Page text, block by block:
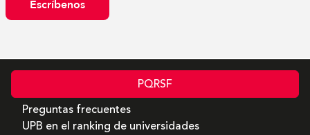
Escríbenos
PQRSF
Preguntas frecuentes
UPB en el ranking de universidades